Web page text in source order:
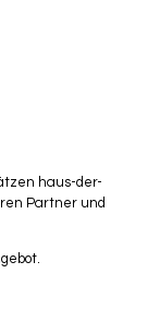
haus-der-
Partner und